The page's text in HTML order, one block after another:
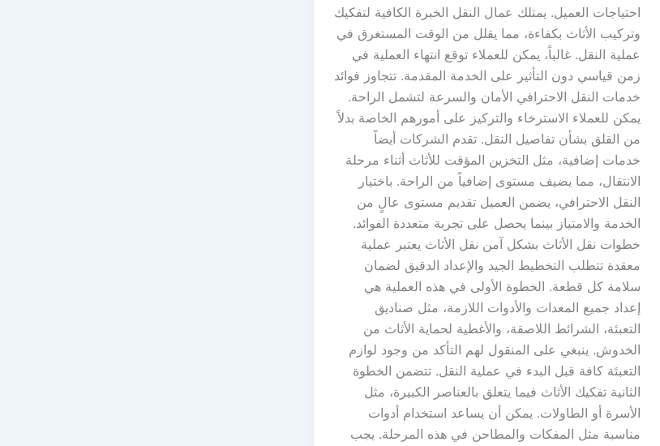
احتياجات العميل. يمتلك عمال النقل الخبرة الكافية لتفكيك
وتركيب الأثاث بكفاءة، مما يقلل من الوقت المستغرق في
عملية النقل. غالباً، يمكن للعملاء توقع انتهاء العملية في
زمن قياسي دون التأثير على الخدمة المقدمة. تتجاوز فوائد
خدمات النقل الاحترافي الأمان والسرعة لتشمل الراحة.
يمكن للعملاء الاسترخاء والتركيز على أمورهم الخاصة بدلاً
من القلق بشأن تفاصيل النقل. تقدم الشركات أيضاً
خدمات إضافية، مثل التخزين المؤقت للأثاث أثناء مرحلة
الانتقال، مما يضيف مستوى إضافياً من الراحة. باختيار
النقل الاحترافي، يضمن العميل تقديم مستوى عالٍ من
الخدمة والامتياز بينما يحصل على تجربة متعددة الفوائد.
خطوات نقل الأثاث بشكل آمن نقل الأثاث يعتبر عملية
معقدة تتطلب التخطيط الجيد والإعداد الدقيق لضمان
سلامة كل قطعة. الخطوة الأولى في هذه العملية هي
إعداد جميع المعدات والأدوات اللازمة، مثل صناديق
التعبئة، الشرائط اللاصقة، والأغطية لحماية الأثاث من
الخدوش. ينبغي على المنقول لهم التأكد من وجود لوازم
التعبئة كافة قبل البدء في عملية النقل. تتضمن الخطوة
الثانية تفكيك الأثاث فيما يتعلق بالعناصر الكبيرة، مثل
الأسرة أو الطاولات. يمكن أن يساعد استخدام أدوات
مناسبة مثل المفكات والمطاحن في هذه المرحلة. يجب